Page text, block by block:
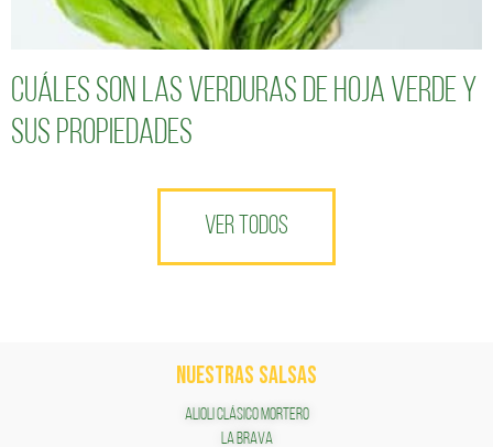
Cuáles son las verduras de hoja verde y
sus propiedades
VER TODOS
NUESTRAS SALSAS
ALIOLI CLÁSICO MORTERO
LA BRAVA